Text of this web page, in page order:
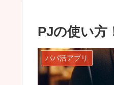
PJの使い方
パパ活アプリ